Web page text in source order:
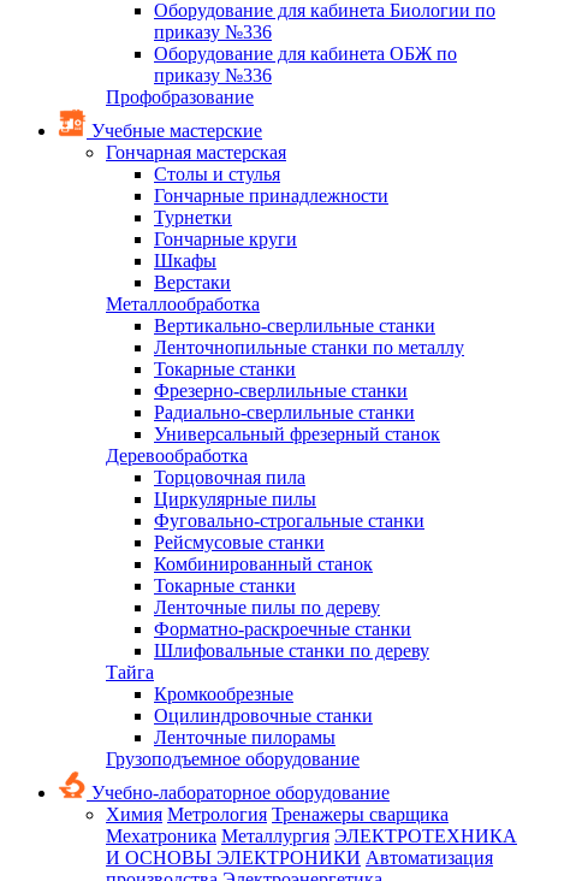
Оборудование для кабинета Биологии по
приказу №336
Оборудование для кабинета ОБЖ по
приказу №336
Профобразование
Учебные мастерские
Гончарная мастерская
Столы и стулья
Гончарные принадлежности
Турнетки
Гончарные круги
Шкафы
Верстаки
Металлообработка
Вертикально-сверлильные станки
Ленточнопильные станки по металлу
Токарные станки
Фрезерно-сверлильные станки
Радиально-сверлильные станки
Универсальный фрезерный станок
Деревообработка
Торцовочная пила
Циркулярные пилы
Фуговально-строгальные станки
Рейсмусовые станки
Комбинированный станок
Токарные станки
Ленточные пилы по дереву
Форматно-раскроечные станки
Шлифовальные станки по дереву
Тайга
Кромкообрезные
Оцилиндровочные станки
Ленточные пилорамы
Грузоподъемное оборудование
Учебно-лабораторное оборудование
Химия Метрология Тренажеры сварщика
Мехатроника Металлургия ЭЛЕКТРОТЕХНИКА
И ОСНОВЫ ЭЛЕКТРОНИКИ Автоматизация